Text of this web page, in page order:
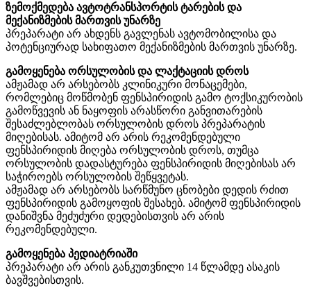
ზემოქმედება ავტოტრანსპორტის ტარების და
მექანიზმების მართვის უნარზე
პრეპარატი არ ახდენს გავლენას ავტომობილისა და
პოტენციურად სახიფათო მექანიზმების მართვის უნარზე.
გამოყენება ორსულობის და ლაქტაციის დროს
ამჟამად არ არსებობს კლინიკური მონაცემები,
რომლებიც მოწმობენ ფენსპირიდის გამო ტოქსიკურობის
გამოწვევის ან ნაყოფის არასწორი განვითარების
შესაძლებლობას ორსულობის დროს პრეპარატის
მიღებისას. ამიტომ არ არის რეკომენდებული
ფენსპირიდის მიღება ორსულობის დროს, თუმცა
ორსულობის დადასტურება ფენსპირიდის მიღებისას არ
საჭიროებს ორსულობის შეწყვეტას.
ამჟამად არ არსებობს სარწმუნო ცნობები დედის რძით
ფენსპირიდის გამოყოფის შესახებ. ამიტომ ფენსპირიდის
დანიშვნა მეძუძური დედებისთვის არ არის
რეკომენდებული.
გამოყენება პედიატრიაში
პრეპარატი არ არის განკუთვნილი 14 წლამდე ასაკის
ბავშვებისთვის.